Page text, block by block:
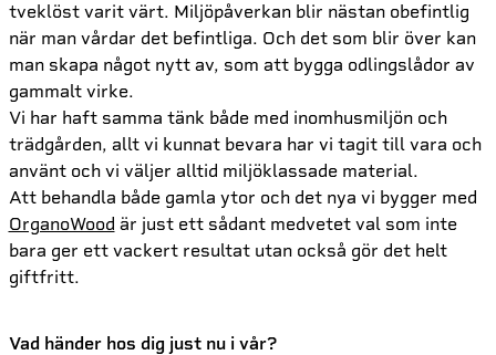
tveklöst varit värt. Miljöpåverkan blir nästan obefintlig
när man vårdar det befintliga. Och det som blir över kan
man skapa något nytt av, som att bygga odlingslådor av
gammalt virke.
Vi har haft samma tänk både med inomhusmiljön och
trädgården, allt vi kunnat bevara har vi tagit till vara och
använt och vi väljer alltid miljöklassade material.
Att behandla både gamla ytor och det nya vi bygger med
OrganoWood är just ett sådant medvetet val som inte
bara ger ett vackert resultat utan också gör det helt
giftfritt.
Vad händer hos dig just nu i vår?